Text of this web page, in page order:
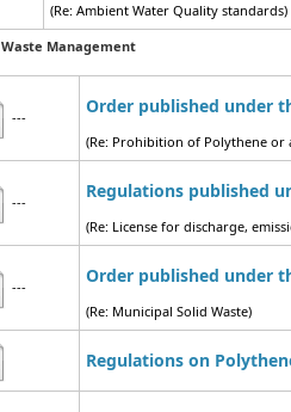
(Re: Ambient Water Quality standards)
Waste Management
--- Order published under
(Re: Prohibition of Polythene
--- Regulations published
(Re: License for discharge,
--- Order published under
(Re: Municipal Solid Waste)
Regulations on